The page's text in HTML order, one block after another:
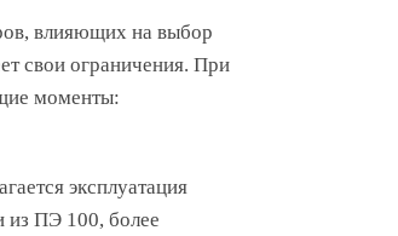
влияющих на выбор
свои ограничения. При
моменты:
эксплуатация
из ПЭ 100, более